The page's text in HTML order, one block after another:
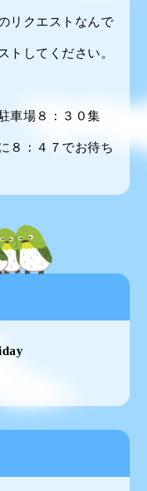
リクエストなんで
トしてください。
車場８：３０集
８：４７でお待ち